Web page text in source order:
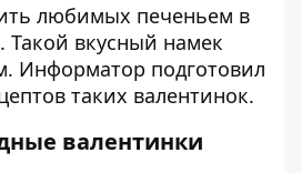
любимых печеньем в
Такой вкусный намек
Информатор подготовил
таких валентинок.
валентинки